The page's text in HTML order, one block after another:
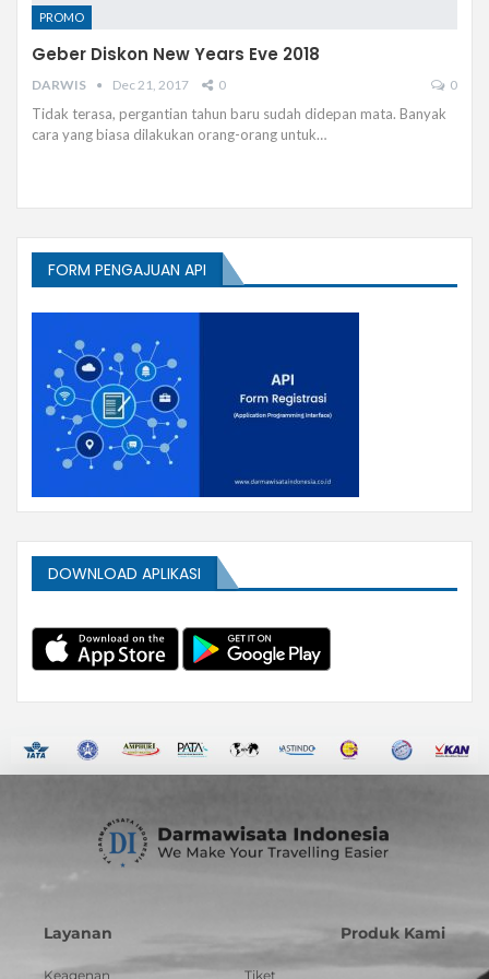
PROMO
Geber Diskon New Years Eve 2018
DARWIS Dec 21, 2017 0 0
Tidak terasa, pergantian tahun baru sudah didepan mata. Banyak
cara yang biasa dilakukan orang-orang untuk…
FORM PENGAJUAN API
DOWNLOAD APLIKASI
Layanan
Keagenan
Produk Kami
Tiket